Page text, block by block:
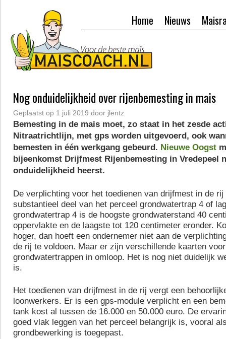
Nieuws
Home
Nog onduidelijkheid over rijenbemesting in mais
Geplaatst op 1 juli 2019 door jlentz
Bemesting in de mais moet, zo staat in het zesde
Nitraatrichtlijn, met gps worden uitgevoerd, ook
bemesten in één werkgang gebeurd. Nieuwe Oogst
bijeenkomst Drijfmest Rijenbemesting in Vredepeel
onduidelijkheid heerst.
De verplichting voor het toedienen van drijfmest in de
substantieel deel van het perceel grondwatertrap 4 of
grondwatertrap 4 is de hoogste grondwaterstand 40
oppervlakte en de laagste tot 120 centimeter eronder.
hoger, dan hoeft een ondernemer niet aan de
de rij te voldoen. Maar er zijn verschillende kaarten voor
grondwatertrappen in omloop. Het is nog niet duidelijk
is.
Het toedienen van drijfmest in de rij vergt een
loonwerkers. Er is een gps-module verplicht en een
tank kost al tussen de 16.000 en 50.000 euro. De
goed vlak leggen van het perceel belangrijk is, vooral
grondbewerking is toegepast.